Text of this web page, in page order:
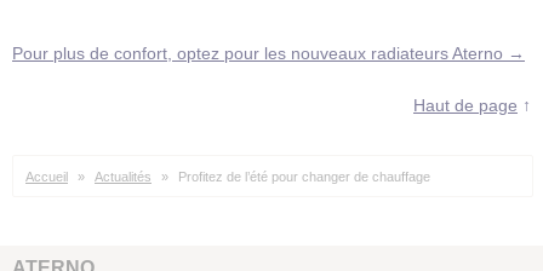
Pour plus de confort, optez pour les nouveaux radiateurs Aterno →
Haut de page ↑
Accueil » Actualités » Profitez de l’été pour changer de chauffage